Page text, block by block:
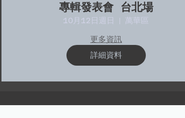
專輯發表會 台北場
10月12日週日
萬華區
更多資訊
詳細資料